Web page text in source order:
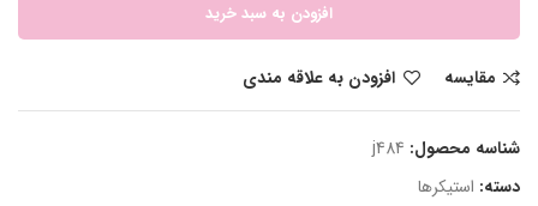
افزودن به سبد خرید
مقایسه افزودن به علاقه مندی
شناسه محصول: j484
دسته: استیکرها